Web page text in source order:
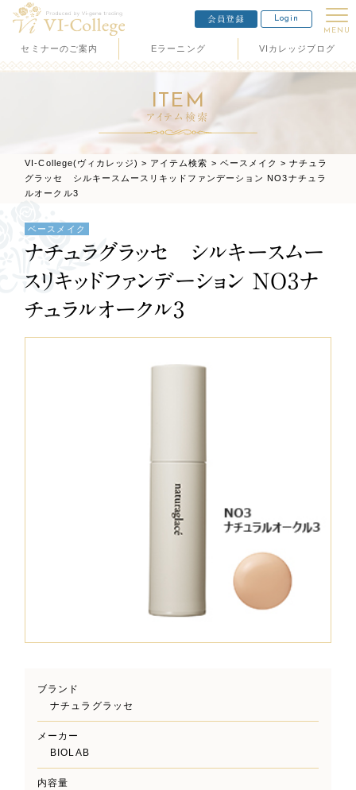
会員登録 Login
MENU
セミナーのご案内 Eラーニング VIカレッジブログ
ITEM
アイテム検索
VI-College(ヴィカレッジ) > アイテム検索 > ベースメイク > ナチュラ
グラッセ シルキースムースリキッドファンデーション NO3ナチュラ
ルオークル3
ベースメイク
ナチュラグラッセ シルキースムー
スリキッドファンデーション NO3ナ
チュラルオークル3
ブランド
ナチュラグラッセ
メーカー
BIOLAB
内容量